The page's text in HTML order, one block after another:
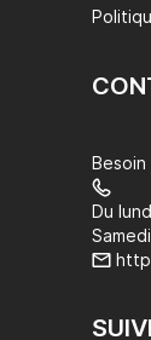
Du